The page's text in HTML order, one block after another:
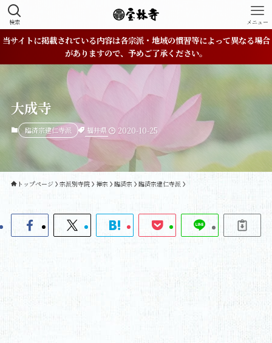
検索 メニュー
当サイトに掲載されている内容は各宗派・地域の慣習等によって異なる場合
がありますので、予めご了承ください。
大成寺
臨済宗建仁寺派 福井県 2020-10-25
トップページ 宗派別寺院 禅宗 臨済宗 臨済宗建仁寺派